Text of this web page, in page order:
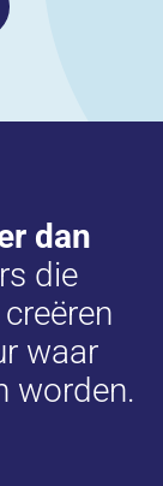
dan
die
waar
worden.